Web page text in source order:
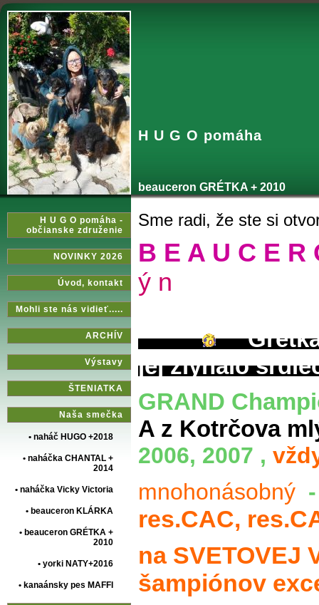
H U G O pomáha
beauceron GRÉTKA + 2010
H U G O pomáha -
občianske združenie
NOVINKY 2026
Úvod‚ kontakt
Mohli ste nás vidieť.....
ARCHÍV
Výstavy
ŠTENIATKA
Naša smečka
• naháč HUGO +2018
• naháčka CHANTAL +
2014
• naháčka Vicky Victoria
• beauceron KLÁRKA
• beauceron GRÉTKA +
2010
• yorki NATY+2016
• kanaánsky pes MAFFI
Sme radi, že ste si
B E A U C E R
ý n
Grétka
jej zlyhalo
GRAND
A z Kotrčova
2006, 2007 ,
mnohonásobný
res.CAC,
na SVETOVEJ
šampiónov